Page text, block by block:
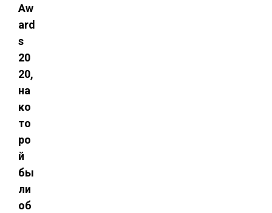
Aw
ard
s
20
20,
на
ко
то
ро
й
бы
ли
об